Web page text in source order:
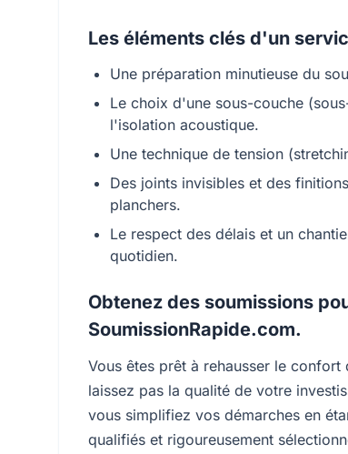
Les éléments clés d'un
Une préparation minutieuse du
Le choix d'une sous-couche
l'isolation acoustique.
Une technique de tension
Des joints invisibles et des
planchers.
Le respect des délais et un
quotidien.
Obtenez des soumissions
SoumissionRapide.com.
Vous êtes prêt à rehausser le
laissez pas la qualité de votre
vous simplifiez vos démarches en
qualifiés et rigoureusement